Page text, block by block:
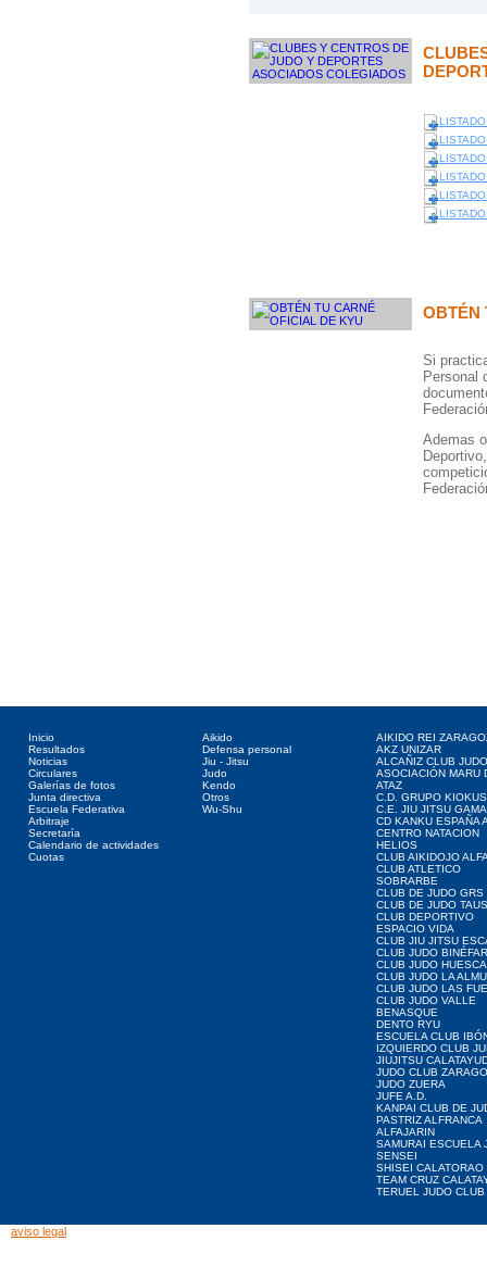
OBTÉN
Si
Personal
Ademas
Inicio
Resultados
Noticias
Circulares
Galerías de fotos
Junta directiva
Escuela Federativa
Arbitraje
Secretaría
Calendario de actividades
Cuotas
Aikido
Defensa personal
Jiu - Jitsu
Judo
Kendo
Otros
Wu-Shu
AIKIDO REI
AKZ UNIZAR
ALCAÑIZ CLUB JUDO
ASOCIACIÓN MARU
ATAZ
C.D. GRUPO
C.E. JIU JITSU
CD KANKU ESPAÑA
CENTRO NATACION
HELIOS
CLUB AIKIDOJO
CLUB ATLETICO
SOBRARBE
CLUB DE JUDO GRS
CLUB DE JUDO
CLUB DEPORTIVO
ESPACIO VIDA
CLUB JIU JITSU
CLUB JUDO BINÉFAR
CLUB JUDO HUESCA
CLUB JUDO LA
CLUB JUDO LAS
CLUB JUDO VALLE
BENASQUE
DENTO RYU
ESCUELA CLUB
IZQUIERDO CLUB
JIUJITSU
JUDO CLUB
JUDO ZUERA
JUFE A.D.
KANPAI CLUB DE
PASTRIZ ALFRANCA
ALFAJARIN
SAMURAI ESCUELA
SENSEI
SHISEI CALATORAO
TEAM CRUZ
TERUEL JUDO CLUB
aviso legal